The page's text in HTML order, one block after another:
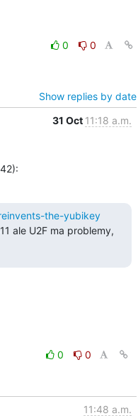
0
0
Show replies by date
31 Oct 11:18 a.m.
the-yubikey
ale U2F ma problemy,
0
0
11:48 a.m.